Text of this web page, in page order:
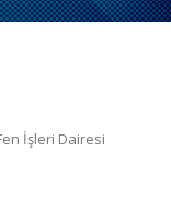
İşleri Dairesi